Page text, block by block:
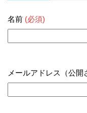
名前 (必須)
メールアドレス（公開